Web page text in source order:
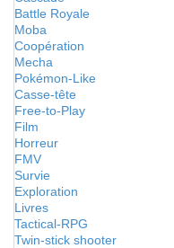
Battle Royale
Moba
Coopération
Mecha
Pokémon-Like
Casse-tête
Free-to-Play
Film
Horreur
FMV
Survie
Exploration
Livres
Tactical-RPG
Twin-stick shooter